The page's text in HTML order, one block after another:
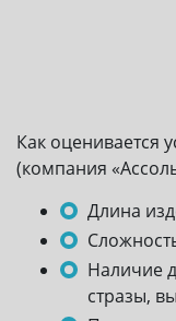
Как оценивается
(компания
Длина
Наличие
стразы,